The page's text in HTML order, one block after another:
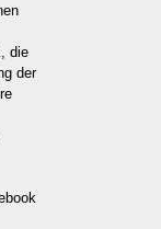
die
der